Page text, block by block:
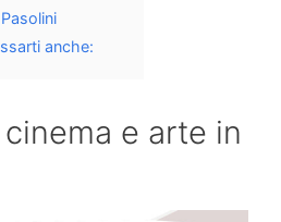
anche:
e arte in